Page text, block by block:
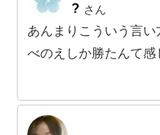
? さん
あんまりこういう言
べのえしか勝たんて